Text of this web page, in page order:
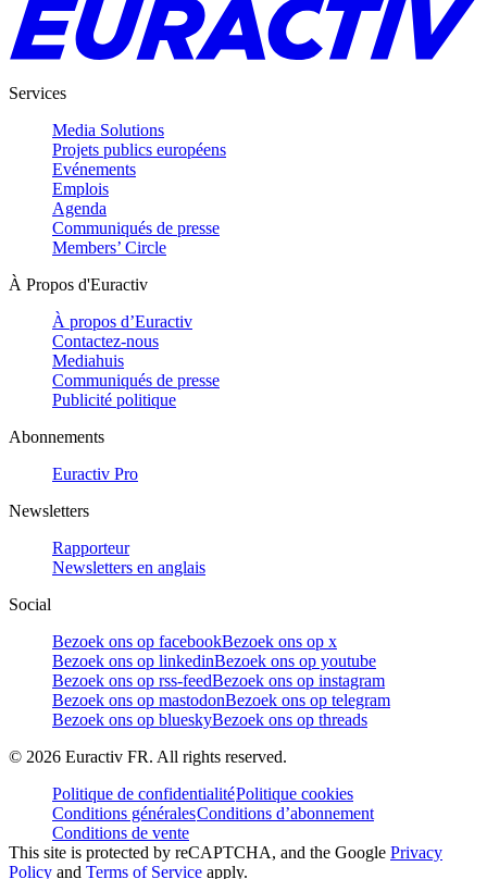
Services
Media Solutions
Projets publics européens
Evénements
Emplois
Agenda
Communiqués de presse
Members’ Circle
À Propos d'Euractiv
À propos d’Euractiv
Contactez-nous
Mediahuis
Communiqués de presse
Publicité politique
Abonnements
Euractiv Pro
Newsletters
Rapporteur
Newsletters en anglais
Social
Bezoek ons op facebookBezoek ons op x
Bezoek ons op linkedinBezoek ons op youtube
Bezoek ons op rss-feedBezoek ons op instagram
Bezoek ons op mastodonBezoek ons op telegram
Bezoek ons op blueskyBezoek ons op threads
© 2026 Euractiv FR. All rights reserved.
Politique de confidentialitéPolitique cookies
Conditions généralesConditions d’abonnement
Conditions de vente
This site is protected by reCAPTCHA, and the Google Privacy
Policy and Terms of Service apply.